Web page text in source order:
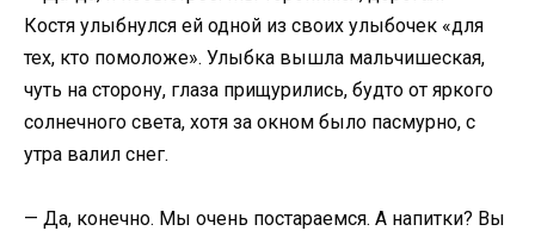
Костя улыбнулся ей одной из своих улыбочек «для
тех, кто помоложе». Улыбка вышла мальчишеская,
чуть на сторону, глаза прищурились, будто от яркого
солнечного света, хотя за окном было пасмурно, с
утра валил снег.
— Да, конечно. Мы очень постараемся. А напитки? Вы